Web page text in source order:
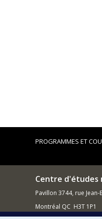
PROGRAMMES ET
Centre d'études
Pavillon 3744, rue
Montréal QC H3T 1P1